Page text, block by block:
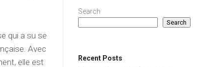
qui a su se
Avec
elle est
Search
Search
Recent Posts